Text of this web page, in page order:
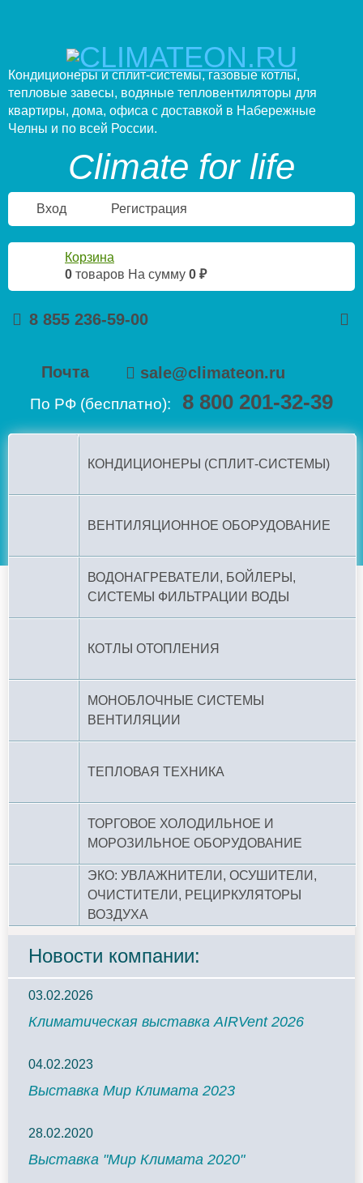
Кондиционеры и сплит-системы, газовые котлы,
тепловые завесы, водяные тепловентиляторы для
квартиры, дома, офиса с доставкой в Набережные
Челны и по всей России.
Climate for life
Вход Регистрация
Корзина
0 товаров На сумму 0 ₽
8 855 236-59-00
Почта sale@climateon.ru
По РФ (бесплатно): 8 800 201-32-39
КОНДИЦИОНЕРЫ (СПЛИТ-СИСТЕМЫ)
ВЕНТИЛЯЦИОННОЕ ОБОРУДОВАНИЕ
ВОДОНАГРЕВАТЕЛИ, БОЙЛЕРЫ,
СИСТЕМЫ ФИЛЬТРАЦИИ ВОДЫ
КОТЛЫ ОТОПЛЕНИЯ
МОНОБЛОЧНЫЕ СИСТЕМЫ
ВЕНТИЛЯЦИИ
ТЕПЛОВАЯ ТЕХНИКА
ТОРГОВОЕ ХОЛОДИЛЬНОЕ И
МОРОЗИЛЬНОЕ ОБОРУДОВАНИЕ
ЭКО: УВЛАЖНИТЕЛИ, ОСУШИТЕЛИ,
ОЧИСТИТЕЛИ, РЕЦИРКУЛЯТОРЫ
ВОЗДУХА
Новости компании:
03.02.2026
Климатическая выставка AIRVent 2026
04.02.2023
Выставка Мир Климата 2023
28.02.2020
Выставка "Мир Климата 2020"